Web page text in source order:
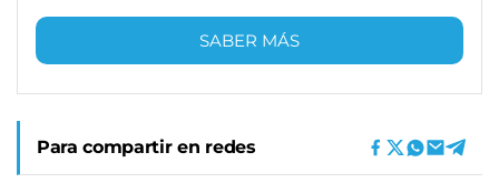
SABER MÁS
Para compartir en redes